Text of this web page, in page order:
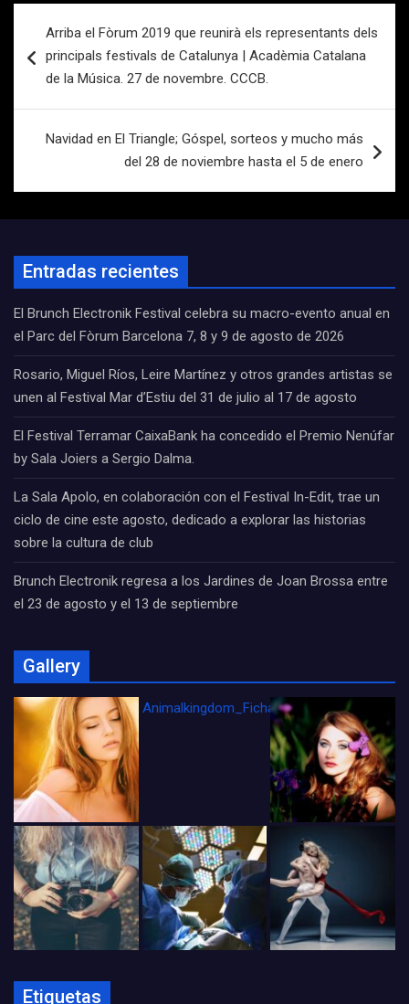
de
entradas
Arriba el Fòrum 2019 que reunirà els representants dels
principals festivals de Catalunya | Acadèmia Catalana
de la Música. 27 de novembre. CCCB.
Navidad en El Triangle; Góspel, sorteos y mucho más
del 28 de noviembre hasta el 5 de enero
Entradas recientes
El Brunch Electronik Festival celebra su macro-evento anual en
el Parc del Fòrum Barcelona 7, 8 y 9 de agosto de 2026
Rosario, Miguel Ríos, Leire Martínez y otros grandes artistas se
unen al Festival Mar d’Estiu del 31 de julio al 17 de agosto
El Festival Terramar CaixaBank ha concedido el Premio Nenúfar
by Sala Joiers a Sergio Dalma.
La Sala Apolo, en colaboración con el Festival In-Edit, trae un
ciclo de cine este agosto, dedicado a explorar las historias
sobre la cultura de club
Brunch Electronik regresa a los Jardines de Joan Brossa entre
el 23 de agosto y el 13 de septiembre
Gallery
Animalkingdom_FichaCine
Etiquetas